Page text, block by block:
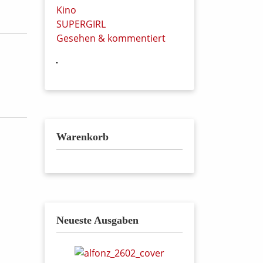
Kino
SUPERGIRL
Gesehen & kommentiert
Warenkorb
Neueste Ausgaben